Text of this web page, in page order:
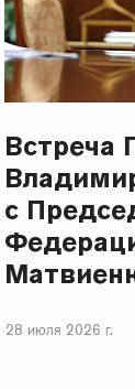
Встреча
с
28 июля 2026 г.